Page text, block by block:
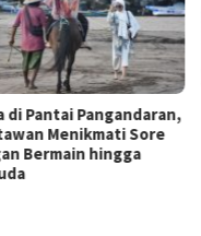
di Pantai Pangandaran,
Menikmati Sore
Bermain hingga